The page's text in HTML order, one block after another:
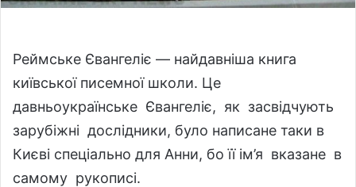
Реймське Євангеліє — найдавніша книга
київської писемної школи. Це
давньоукраїнське Євангеліє, як засвідчують
зарубіжні дослідники, було написане таки в
Києві спеціально для Анни, бо її ім’я вказане в
самому рукописі.